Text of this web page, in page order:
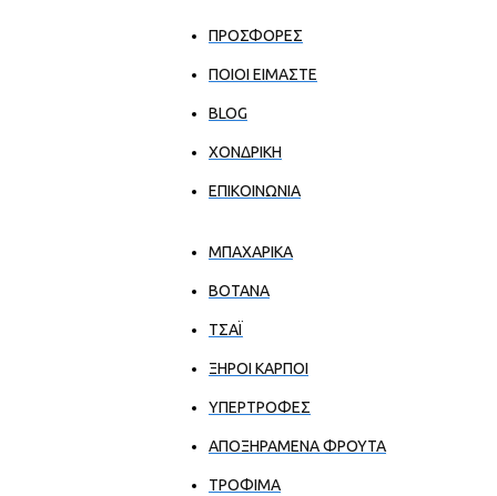
ΠΡΟΣΦΟΡΕΣ
ΠΟΙΟΙ ΕΊΜΑΣΤΕ
BLOG
ΧΟΝΔΡΙΚΉ
ΕΠΙΚΟΙΝΩΝΊΑ
ΜΠΑΧΑΡΙΚΑ
ΒΟΤΑΝΑ
ΤΣΑΪ
ΞΗΡΟΙ ΚΑΡΠΟΙ
ΥΠΕΡΤΡΟΦΕΣ
ΑΠΟΞΗΡΑΜΕΝΑ ΦΡΟΥΤΑ
ΤΡΟΦΙΜΑ